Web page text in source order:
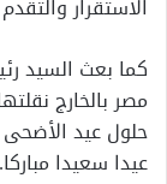
الاستقرار
كما بعث السيد
مصر بالخارج
حلول عيد
عيدا سعيدا مباركا.